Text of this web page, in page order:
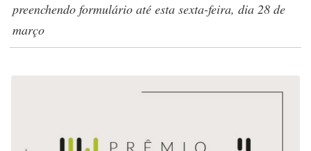
preenchendo formulário até esta sexta-feira, dia 28 de
março